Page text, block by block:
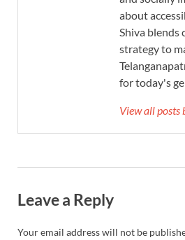
about
Shiva
strategy to
for today's
View all
Leave a Reply
Your email address will not be